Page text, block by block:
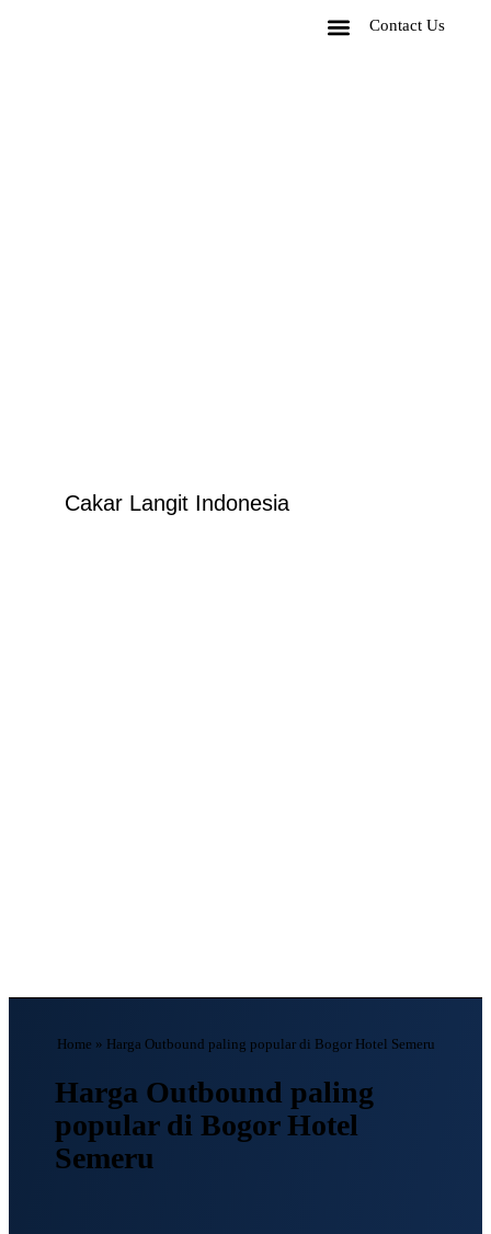
Cakar Langit Indonesia
Contact Us
Home » Harga Outbound paling popular di Bogor Hotel Semeru
Harga Outbound paling
popular di Bogor Hotel
Semeru